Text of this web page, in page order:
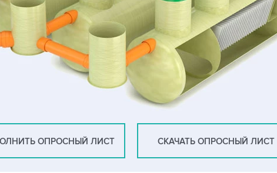
ОПРОСНЫЙ ЛИСТ СКАЧАТЬ ОПРОСНЫЙ ЛИСТ